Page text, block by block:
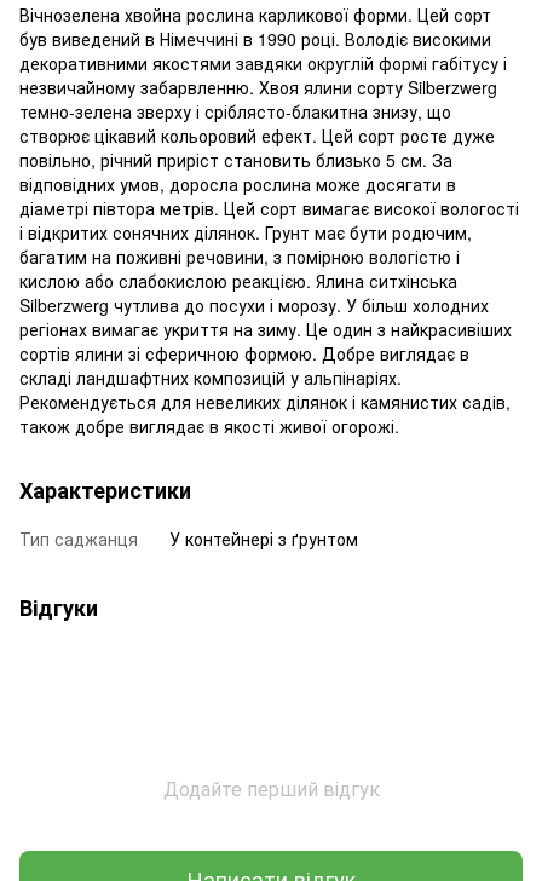
Вічнозелена хвойна рослина карликової форми. Цей сорт
був виведений в Німеччині в 1990 році. Володіє високими
декоративними якостями завдяки округлій формі габітусу і
незвичайному забарвленню. Хвоя ялини сорту Silberzwerg
темно-зелена зверху і сріблясто-блакитна знизу, що
створює цікавий кольоровий ефект. Цей сорт росте дуже
повільно, річний приріст становить близько 5 см. За
відповідних умов, доросла рослина може досягати в
діаметрі півтора метрів. Цей сорт вимагає високої вологості
і відкритих сонячних ділянок. Грунт має бути родючим,
багатим на поживні речовини, з помірною вологістю і
кислою або слабокислою реакцією. Ялина ситхінська
Silberzwerg чутлива до посухи і морозу. У більш холодних
регіонах вимагає укриття на зиму. Це один з найкрасивіших
сортів ялини зі сферичною формою. Добре виглядає в
складі ландшафтних композицій у альпінаріях.
Рекомендується для невеликих ділянок і камянистих садів,
також добре виглядає в якості живої огорожі.
Характеристики
Тип саджанця У контейнері з ґрунтом
Відгуки
Додайте перший відгук